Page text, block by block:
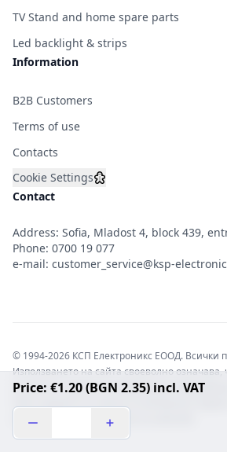
Price: €1.20 (BGN 2.35) incl. VAT
TV Stand and home spare parts
Led backlight & strips
Information
B2B Customers
Terms of use
Contacts
Cookie Settings
Contact
Address: Sofia, Mladost 4, block 439,
Phone: 0700 19 077
e-mail: customer_service@ksp-
© 1994-2026 КСП Електроникс ЕООД. Всички
Използването на сайта своеволно означава,
съгласни с правната информация
отговорност с цялата сила на закона!b